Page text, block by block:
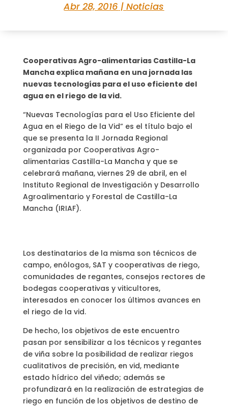
Abr 28, 2016 |Noticias
Cooperativas Agro-alimentarias Castilla-La
Mancha explica mañana en una jornada las
nuevas tecnologías para el uso eficiente del
agua en el riego de la vid.
“Nuevas Tecnologías para el Uso Eficiente del
Agua en el Riego de la Vid” es el título bajo el
que se presenta la II Jornada Regional
organizada por Cooperativas Agro-
alimentarias Castilla-La Mancha y que se
celebrará mañana, viernes 29 de abril, en el
Instituto Regional de Investigación y Desarrollo
Agroalimentario y Forestal de Castilla-La
Mancha (IRIAF).
Los destinatarios de la misma son técnicos de
campo, enólogos, SAT y cooperativas de riego,
comunidades de regantes, consejos rectores de
bodegas cooperativas y viticultores,
interesados en conocer los últimos avances en
el riego de la vid.
De hecho, los objetivos de este encuentro
pasan por sensibilizar a los técnicos y regantes
de viña sobre la posibilidad de realizar riegos
cualitativos de precisión, en vid, mediante
estado hídrico del viñedo; además se
profundizará en la realización de estrategias de
riego en función de los objetivos de destino de